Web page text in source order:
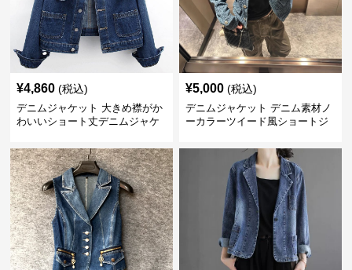
¥4,860 (税込)
デニムジャケット 大きめ襟がか
わいいショート丈デニムジャケ
¥5,000 (税込)
デニムジャケット デニム素材ノ
ーカラーツイード風ショートジ